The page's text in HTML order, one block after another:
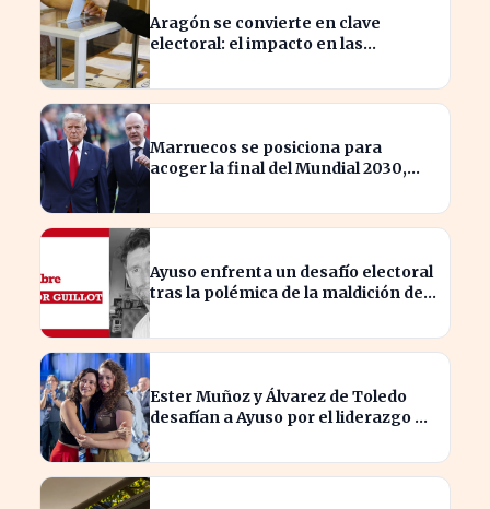
Aragón se convierte en clave
electoral: el impacto en las
Marruecos se posiciona para
acoger la final del Mundial 2030,
Ayuso enfrenta un desafío electoral
tras la polémica de la maldición de
Ester Muñoz y Álvarez de Toledo
desafían a Ayuso por el liderazgo de